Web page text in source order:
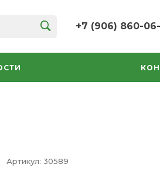
+7 (906) 860-
+7 (906) 860-06-70
г. Челябинск, ТК
секция 35
Артикул: 30589